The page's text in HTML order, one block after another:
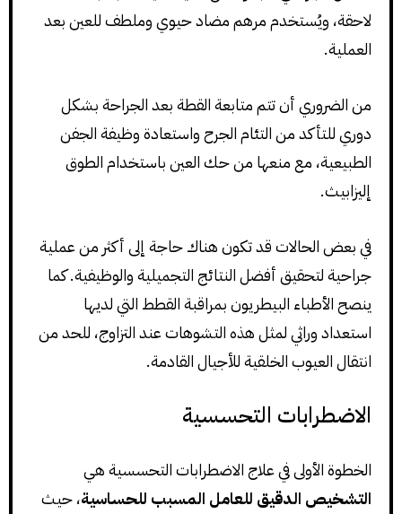
لاحقة، ويُستخدم مرهم مضاد حيوي وملطف للعين بعد
العملية.
من الضروري أن تتم متابعة القطة بعد الجراحة بشكل
دوري للتأكد من التئام الجرح واستعادة وظيفة الجفن
الطبيعية، مع منعها من حك العين باستخدام الطوق
إليزابيث.
في بعض الحالات قد تكون هناك حاجة إلى أكثر من عملية
جراحية لتحقيق أفضل النتائج التجميلية والوظيفية. كما
ينصح الأطباء البيطريون بمراقبة القطط التي لديها
استعداد وراثي لمثل هذه التشوهات عند التزاوج، للحد من
انتقال العيوب الخلقية للأجيال القادمة.
الاضطرابات التحسسية
الخطوة الأولى في علاج الاضطرابات التحسسية هي
التشخيص الدقيق للعامل المسبب للحساسية، حيث